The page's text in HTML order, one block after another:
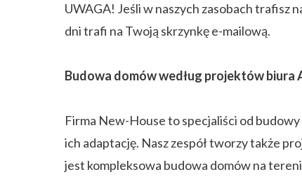
UWAGA! Jeśli w naszych zasobach trafisz
dni trafi na Twoją skrzynkę e-mailową.
Budowa domów według projektów biura
Firma New-House to specjaliści od
ich adaptację. Nasz zespół tworzy także
jest kompleksowa budowa domów na